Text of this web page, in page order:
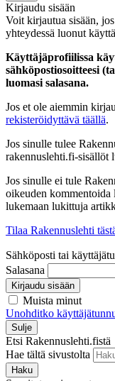
Kirjaudu sisään
Voit kirjautua sisään,
yhteydessä luonut
Käyttäjäprofiilissa
sähköpostiosoitteesi
luomasi salasana.
Jos et ole aiemmin
rekisteröidyttävä täällä.
Jos sinulle tulee
rakennuslehti.fi-sisällöt
Jos sinulle ei tule
oikeuden kommentoida
lukemaan lukittuja
Tilaa Rakennuslehti
Sähköposti tai
Salasana
Kirjaudu sisään
Muista minut
Unohditko
Sulje
Etsi Rakennuslehti.fistä
Hae tältä sivustolta
Haku